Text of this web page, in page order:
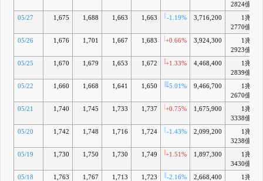
2824億
05/27
1,675 1,688 1,663 1,663 -1.19% 3,716,200
1兆
2770億
05/26 1,676 1,701 1,667 1,683 +0.66% 3,924,300
1兆
2923億
05/25 1,670 1,679 1,653 1,672 +1.33% 4,468,400
1兆
2839億
05/22 1,660 1,668 1,641 1,650 -5.01% 9,466,700
1兆
2670億
05/21 1,740 1,745 1,733 1,737 +0.75% 1,675,900
1兆
3338億
05/20 1,742 1,748 1,716 1,724 -1.43% 2,099,200
1兆
3238億
05/19 1,730 1,750 1,730 1,749 +1.51% 1,897,300
1兆
3430億
05/18 1,763 1,767 1,713 1,723 -2.16% 2,668,400
1兆